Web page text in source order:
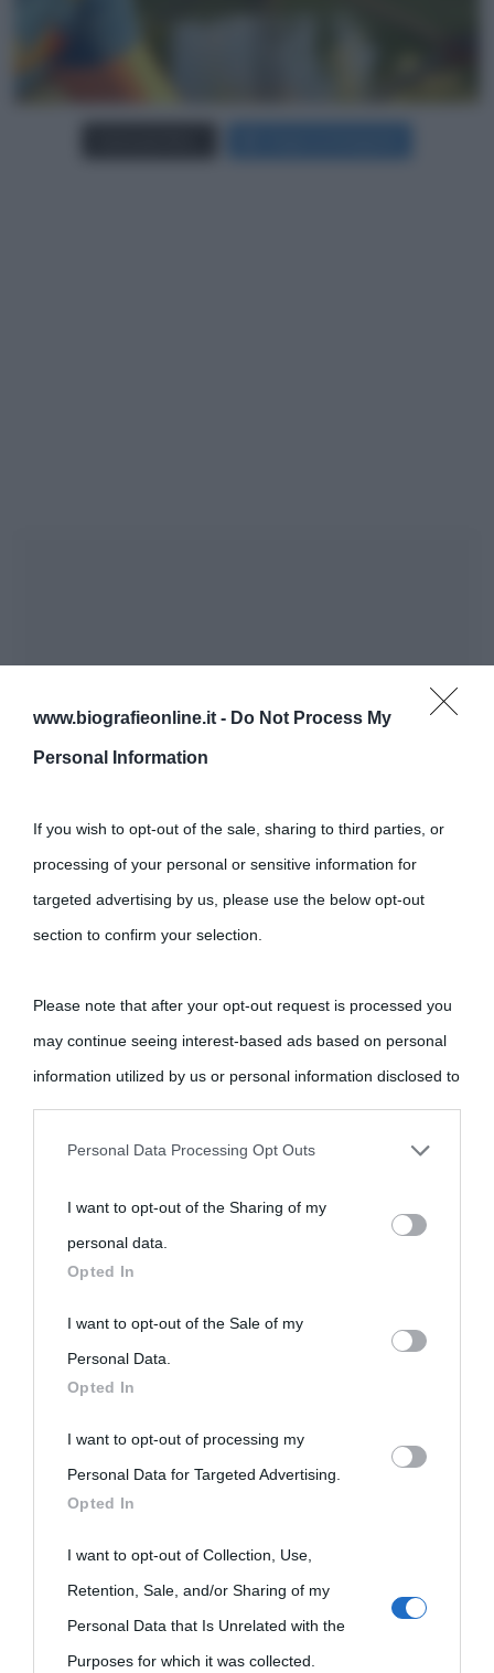
www.biografieonline.it - Do Not Process My
Personal Information
If you wish to opt-out of the sale, sharing to third parties, or
processing of your personal or sensitive information for
targeted advertising by us, please use the below opt-out
section to confirm your selection.
Please note that after your opt-out request is processed you
may continue seeing interest-based ads based on personal
information utilized by us or personal information disclosed to
third parties prior to your opt-out.
personal information by third parties on the IAB’s list of
downstream participants.
This information may also be disclosed by us to third parties
on the IAB’s List of Downstream Participants that may further
disclose it to other third parties.
Please note that this website/app uses one or more Google
services and may gather and store information including but
not limited to your visit or usage behaviour. You may click to
grant or deny consent to Google and its third-party tags to
use your data for below specified purposes in below Google
consent section.
Personal Data Processing Opt Outs
I want to opt-out of the Sharing of my
personal data.
Opted In
I want to opt-out of the Sale of my
Personal Data.
Opted In
I want to opt-out of processing my
Personal Data for Targeted Advertising.
Opted In
I want to opt-out of Collection, Use,
Retention, Sale, and/or Sharing of my
Personal Data that Is Unrelated with the
Purposes for which it was collected.